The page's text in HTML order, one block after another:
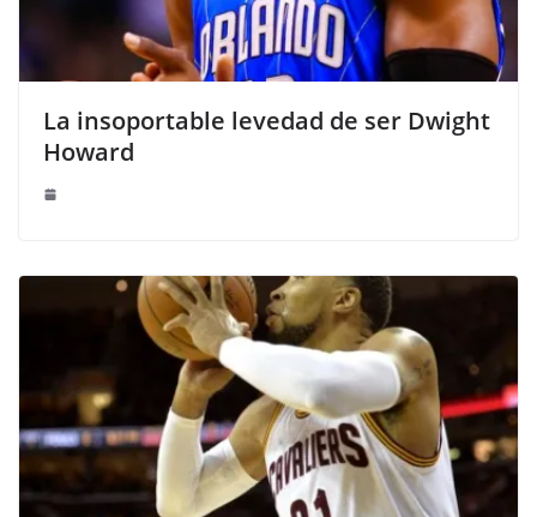
La insoportable levedad de ser Dwight
Howard